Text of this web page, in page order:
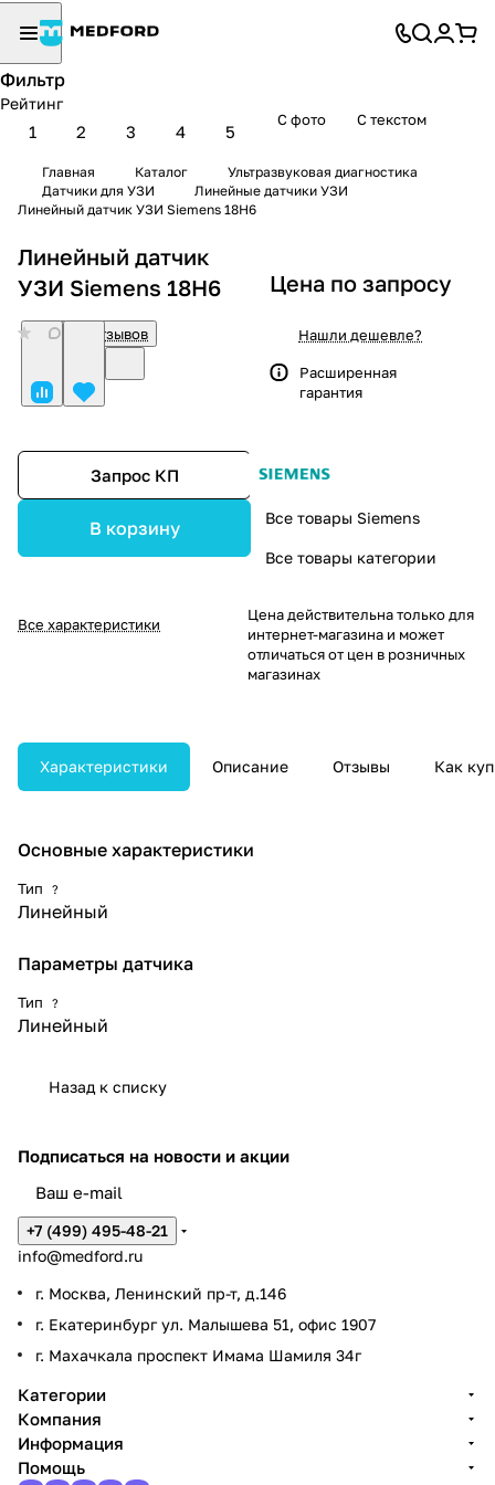
Фильтр
Рейтинг
1 2 3 4 5
С фото С текстом
Главная Каталог
Ультразвуковая диагностика
Датчики для УЗИ
Линейные датчики УЗИ
Линейный датчик УЗИ Siemens 18H6
Линейный датчик
УЗИ Siemens 18H6
Нет отзывов
Запрос КП
В корзину
Все характеристики
Цена по запросу
Нашли дешевле?
Расширенная
гарантия
Все товары Siemens
Все товары категории
Цена действительна только для
интернет-магазина и может
отличаться от цен в розничных
магазинах
Характеристики Описание Отзывы Как
Основные характеристики
Тип ?
Линейный
Параметры датчика
Тип ?
Линейный
Назад к списку
Подписаться на новости и акции
+7 (499) 495-48-21
info@medford.ru
г. Москва, Ленинский пр-т, д.146
г. Екатеринбург ул. Малышева 51, офис 1907
г. Махачкала проспект Имама Шамиля 34г
Категории
Компания
Информация
Помощь